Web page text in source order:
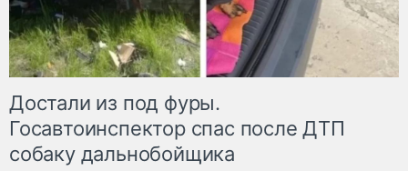
Достали из под фуры.
Госавтоинспектор спас после ДТП
собаку дальнобойщика